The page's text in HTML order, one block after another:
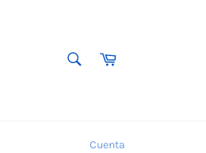
Carrito
Cuenta